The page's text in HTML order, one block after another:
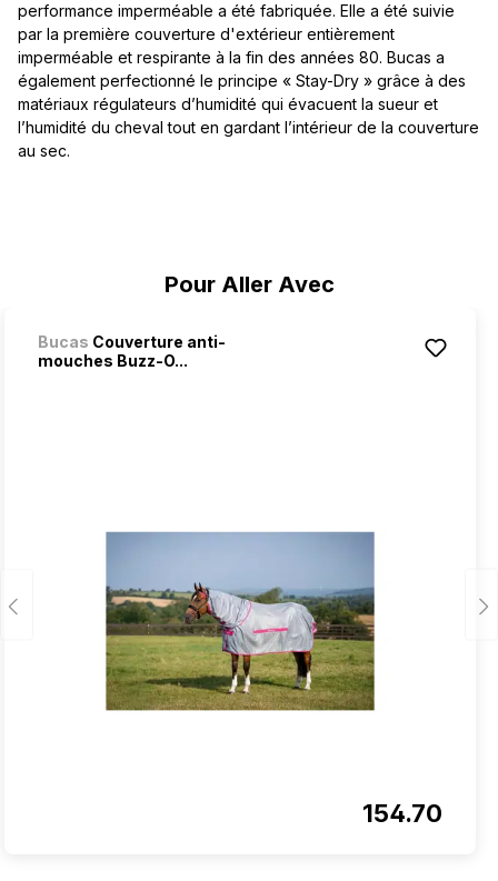
Pour Aller Avec
Bucas Couverture anti-
mouches Buzz-O...
154.70
performance imperméable a été fabriquée. Elle a été suivie
par la première couverture d'extérieur entièrement
imperméable et respirante à la fin des années 80. Bucas a
également perfectionné le principe « Stay-Dry » grâce à des
matériaux régulateurs d’humidité qui évacuent la sueur et
l’humidité du cheval tout en gardant l’intérieur de la couverture
au sec.